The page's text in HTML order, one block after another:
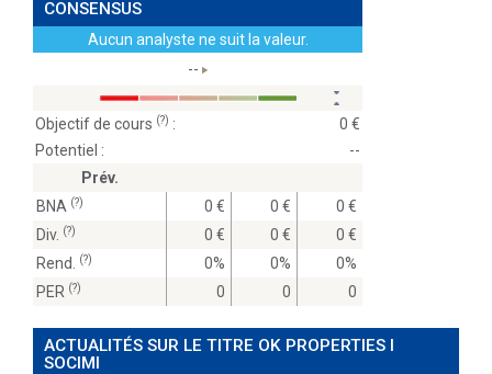
CONSENSUS
Aucun analyste ne suit la valeur.
--
Objectif de cours (?) :
0
Potentiel :
--
Prév.
BNA (?) 0 0
0
Div. (?) 0 0
0
Rend.
(?) 0% 0%
0%
PER (?) 0 0 0
ACTUALITÉS SUR LE TITRE OK PROPERTIES I
SOCIMI